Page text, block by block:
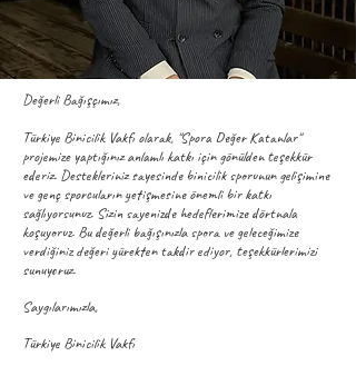
Değerli Bağışçımız,
Türkiye Binicilik Vakfı olarak, "Spora Değer Katanlar"
projemize yaptığınız anlamlı katkı için gönülden teşekkür
ederiz. Destekleriniz sayesinde binicilik sporunun gelişimine
ve genç sporcuların yetişmesine önemli bir katkı
sağlıyorsunuz. Sizin sayenizde hedeflerimize dörtnala
koşuyoruz. Bu değerli bağışınızla spora ve geleceğimize
verdiğiniz değeri yürekten takdir ediyor, teşekkürlerimizi
sunuyoruz.
Saygılarımızla,
Türkiye Binicilik Vakfı